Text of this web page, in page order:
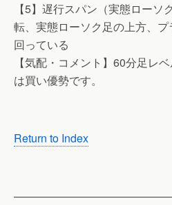
【5】遅行スパン（実態ローソ
転、実態ローソク足の上方、
回っている
【気配・コメント】60分足レ
は買い優勢です。
Return to Index